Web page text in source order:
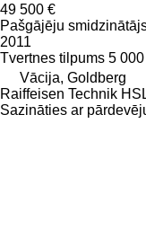
49 500 €
Pašgājēju
2011
Tvertnes tilpums 5 000 l
Vācija, Goldberg
Raiffeisen Technik
Sazināties ar